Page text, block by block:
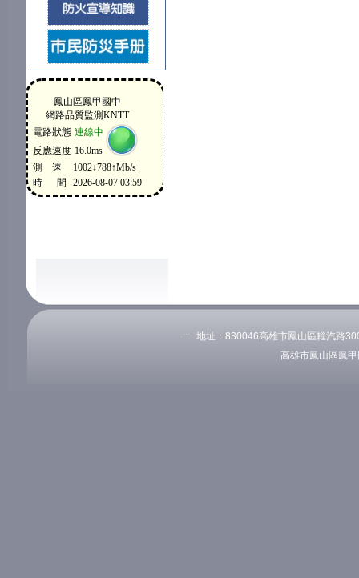
:::
地址：830046高雄市鳳山區輜汽路
高雄市鳳山區鳳